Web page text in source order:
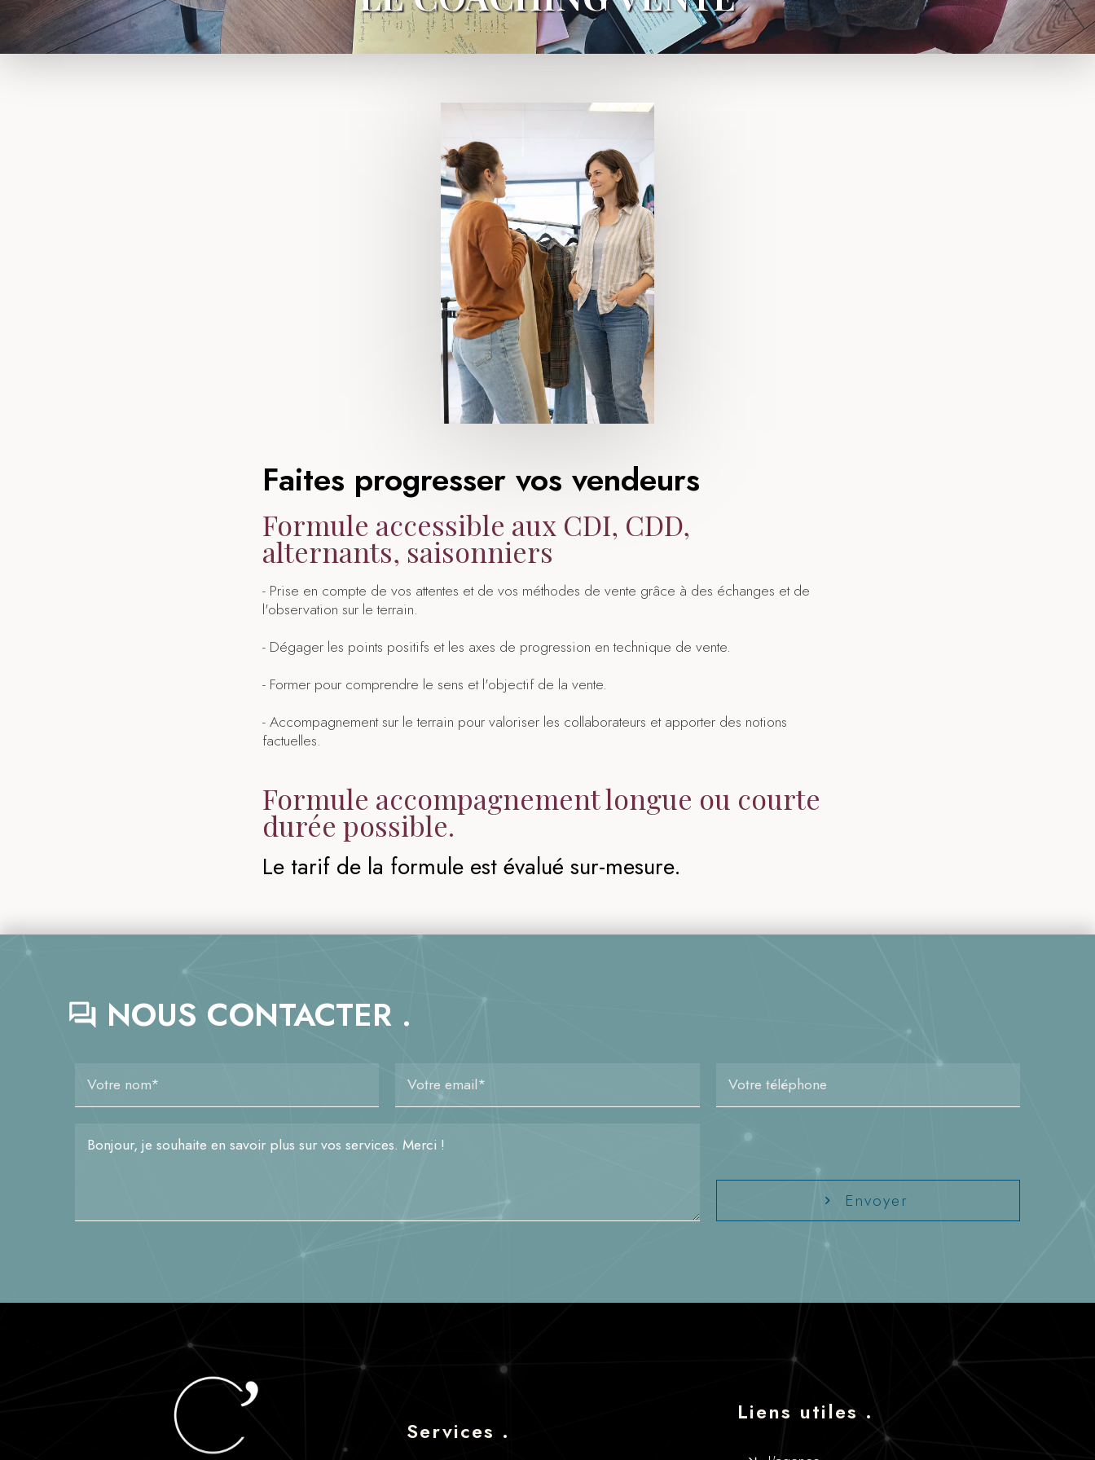
Faites progresser vos vendeurs
Formule accessible aux CDI, CDD,
alternants, saisonniers
- Prise en compte de vos attentes et de vos méthodes de vente grâce à des échanges et de
l'observation sur le terrain.
- Dégager les points positifs et les axes de progression en technique de vente.
- Former pour comprendre le sens et l'objectif de la vente.
- Accompagnement sur le terrain pour valoriser les collaborateurs et apporter des notions
factuelles.
Formule accompagnement longue ou courte
durée possible.
Le tarif de la formule est évalué sur-mesure.
NOUS CONTACTER .
Envoyer
Services .
Liens utiles .